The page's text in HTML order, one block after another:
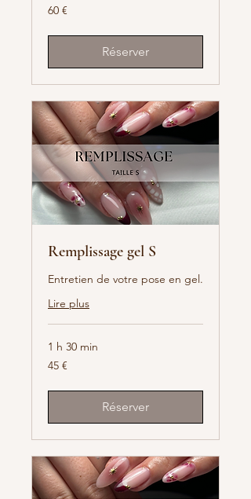
60
euros
60 €
Réserver
Remplissage gel S
Entretien de votre pose en gel.
Lire plus
1 h 30 min
45
euros
45 €
Réserver